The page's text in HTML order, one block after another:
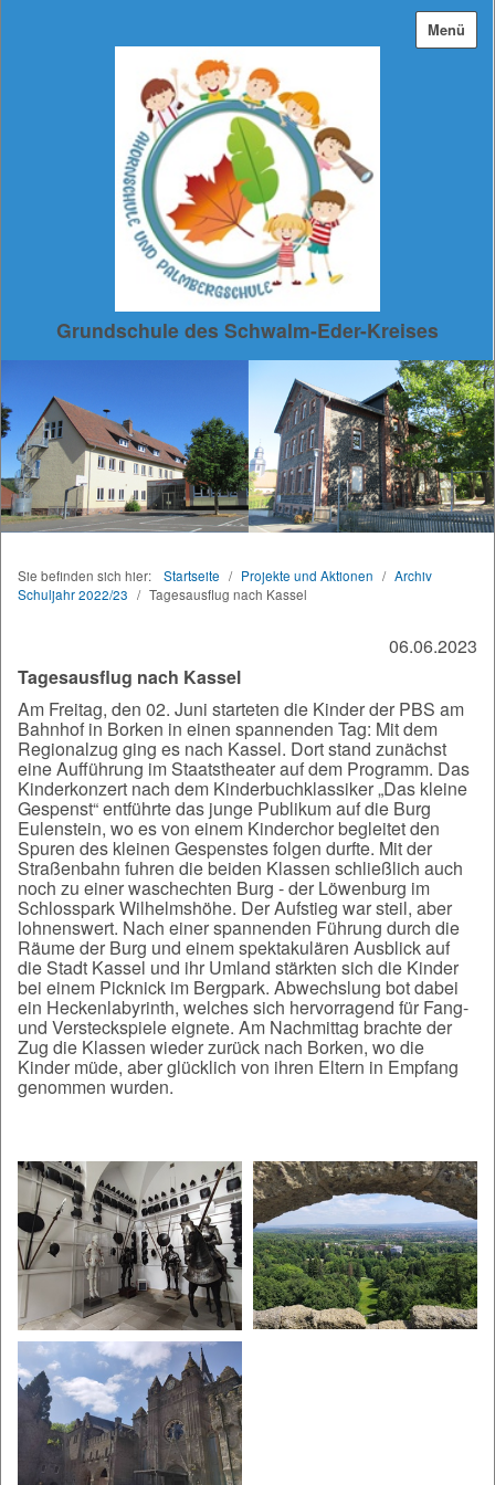
Menü
Grundschule des Schwalm-Eder-Kreises
Sie befinden sich hier: Startseite / Projekte und Aktionen / Archiv
Schuljahr 2022/23 / Tagesausflug nach Kassel
06.06.2023
Tagesausflug nach Kassel
Am Freitag, den 02. Juni starteten die Kinder der PBS am
Bahnhof in Borken in einen spannenden Tag: Mit dem
Regionalzug ging es nach Kassel. Dort stand zunächst
eine Aufführung im Staatstheater auf dem Programm. Das
Kinderkonzert nach dem Kinderbuchklassiker „Das kleine
Gespenst“ entführte das junge Publikum auf die Burg
Eulenstein, wo es von einem Kinderchor begleitet den
Spuren des kleinen Gespenstes folgen durfte. Mit der
Straßenbahn fuhren die beiden Klassen schließlich auch
noch zu einer waschechten Burg - der Löwenburg im
Schlosspark Wilhelmshöhe. Der Aufstieg war steil, aber
lohnenswert. Nach einer spannenden Führung durch die
Räume der Burg und einem spektakulären Ausblick auf
die Stadt Kassel und ihr Umland stärkten sich die Kinder
bei einem Picknick im Bergpark. Abwechslung bot dabei
ein Heckenlabyrinth, welches sich hervorragend für Fang-
und Versteckspiele eignete. Am Nachmittag brachte der
Zug die Klassen wieder zurück nach Borken, wo die
Kinder müde, aber glücklich von ihren Eltern in Empfang
genommen wurden.